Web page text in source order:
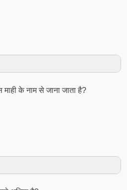
के नाम से जाना जाता है?